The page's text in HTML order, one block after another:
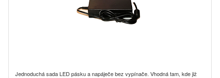
Jednoduchá sada LED pásku a napáječe bez vypínače. Vhodná tam, kde již